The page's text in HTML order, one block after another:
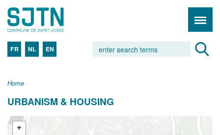
FR NL EN
Home
URBANISM & HOUSING